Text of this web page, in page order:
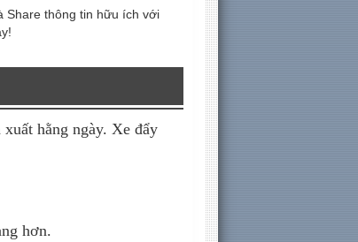
Share thông tin hữu ích với
hằng ngày. Xe đẩy
hơn.